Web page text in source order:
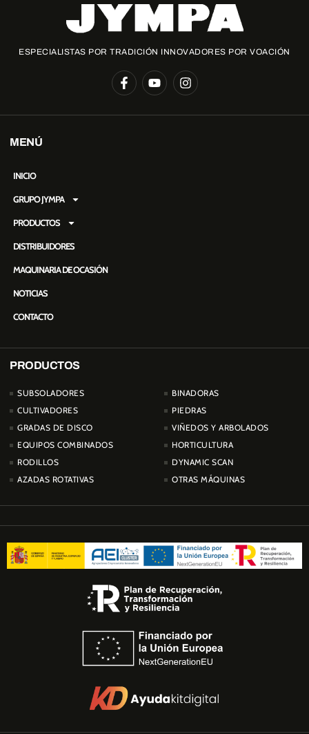
ESPECIALISTAS POR TRADICIÓN INNOVADORES POR VOACIÓN
MENÚ
INICIO
GRUPO JYMPA
PRODUCTOS
DISTRIBUIDORES
MAQUINARIA DE OCASIÓN
NOTICIAS
CONTACTO
PRODUCTOS
SUBSOLADORES
CULTIVADORES
GRADAS DE DISCO
EQUIPOS COMBINADOS
RODILLOS
AZADAS ROTATIVAS
BINADORAS
PIEDRAS
VIÑEDOS Y ARBOLADOS
HORTICULTURA
DYNAMIC SCAN
OTRAS MÁQUINAS